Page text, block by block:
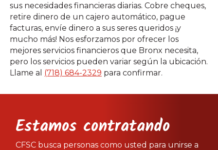
sus necesidades financieras diarias. Cobre cheques,
retire dinero de un cajero automático, pague
facturas, envíe dinero a sus seres queridos ¡y
mucho más! Nos esforzamos por ofrecer los
mejores servicios financieros que Bronx necesita,
pero los servicios pueden variar según la ubicación.
Llame al (718) 684-2329 para confirmar.
Estamos contratando
CFSC busca personas como usted para unirse a